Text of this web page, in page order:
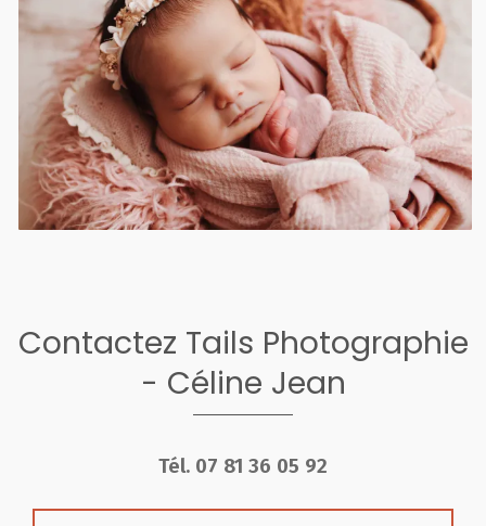
Contactez Tails Photographie
- Céline Jean
Tél. 07 81 36 05 92